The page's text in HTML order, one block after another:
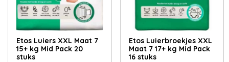
Etos Luiers XXL Maat 7
15+ kg Mid Pack 20
stuks
Etos Luierbroekjes XXL
Maat 7 17+ kg Mid Pack
16 stuks